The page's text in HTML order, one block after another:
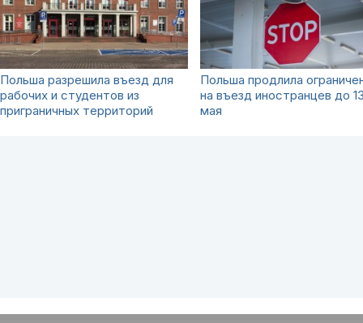
Польша разрешила въезд для
рабочих и студентов из
приграничных территорий
Польша продлила
на въезд иностранцев до
мая